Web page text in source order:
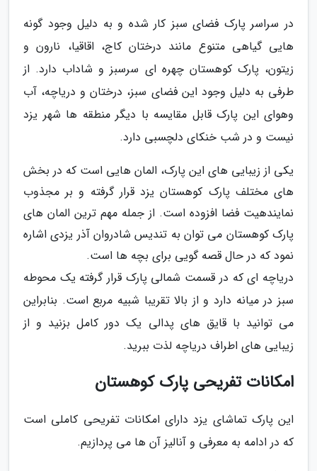
در سراسر پارک فضای سبز کار شده و به دلیل وجود گونه
هایی گیاهی متنوع مانند درختان کاج، اقاقیا، نارون و
زیتون، پارک کوهستان چهره ای سرسبز و شاداب دارد. از
طرفی به دلیل وجود این فضای سبز، درختان و دریاچه، آب
وهوای این پارک قابل مقایسه با دیگر منطقه ها شهر یزد
نیست و در شب خنکای دلچسبی دارد.
یکی از زیبایی های این پارک، المان هایی است که در بخش
های مختلف پارک کوهستان یزد قرار گرفته و بر مجذوب
نمایندهیت فضا افزوده است. از جمله مهم ترین المان های
پارک کوهستان می توان به تندیس شادروان آذر یزدی اشاره
نمود که در حال قصه گویی برای بچه ها است.
دریاچه ای که در قسمت شمالی پارک قرار گرفته یک محوطه
سبز در میانه دارد و از بالا تقریبا شبیه مربع است. بنابراین
می توانید با قایق های پدالی یک دور کامل بزنید و از
زیبایی های اطراف دریاچه لذت ببرید.
امکانات تفریحی پارک کوهستان
این پارک تماشای یزد دارای امکانات تفریحی کاملی است
که در ادامه به معرفی و آنالیز آن ها می پردازیم.